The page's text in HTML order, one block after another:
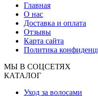
Главная
О нас
Доставка и оплата
Отзывы
Карта сайта
Политика
МЫ В СОЦСЕТЯХ
КАТАЛОГ
Уход за волосами